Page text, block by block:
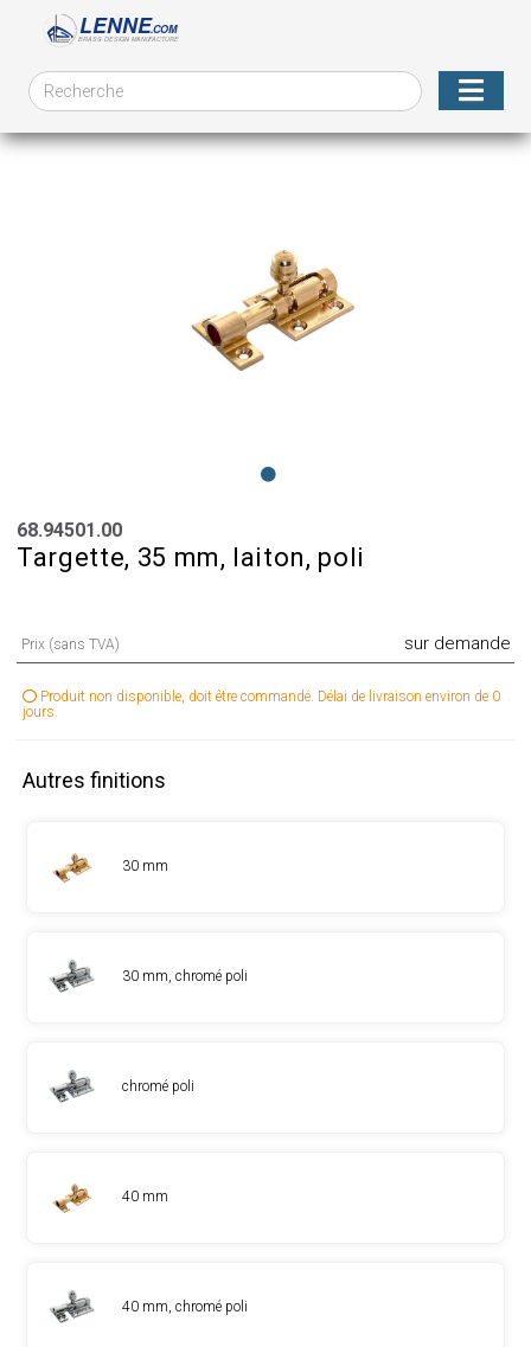
68.94501.00
Targette, 35 mm, laiton, poli
Prix (sans TVA) sur demande
Produit non disponible, doit être commandé. Délai de livraison environ de 0
jours.
Autres finitions
30 mm
30 mm, chromé poli
chromé poli
40 mm
40 mm, chromé poli